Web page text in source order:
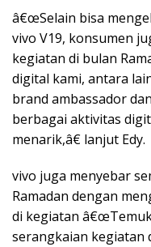
â€œSelain bisa
vivo V19, konsumen
kegiatan di bulan
digital kami, antara
brand ambassador
berbagai aktivitas
menarik,â€ lanjut Edy.
vivo juga menyebar
Ramadan dengan
di kegiatan
serangkaian kegiatan